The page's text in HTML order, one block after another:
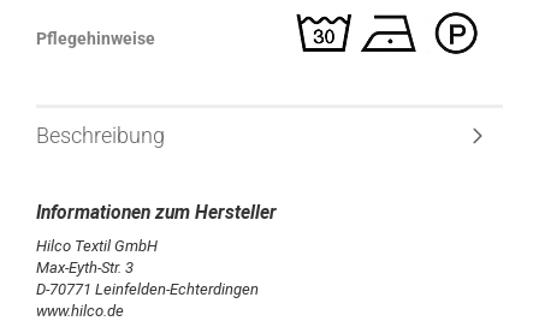
Pflegehinweise
Beschreibung
Hilco Textil GmbH
Max-Eyth-Str. 3
D-70771 Leinfelden-Echterdingen
www.hilco.de